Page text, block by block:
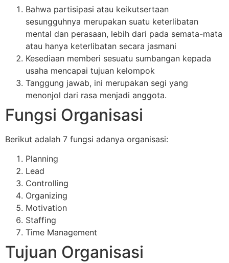
Bahwa partisipasi atau keikutsertaan
sesungguhnya merupakan suatu keterlibatan
mental dan perasaan, lebih dari pada semata-mata
atau hanya keterlibatan secara jasmani
Kesediaan memberi sesuatu sumbangan kepada
usaha mencapai tujuan kelompok
Tanggung jawab, ini merupakan segi yang
menonjol dari rasa menjadi anggota.
Fungsi Organisasi
Berikut adalah 7 fungsi adanya organisasi:
Planning
Lead
Controlling
Organizing
Motivation
Staffing
Time Management
Tujuan Organisasi